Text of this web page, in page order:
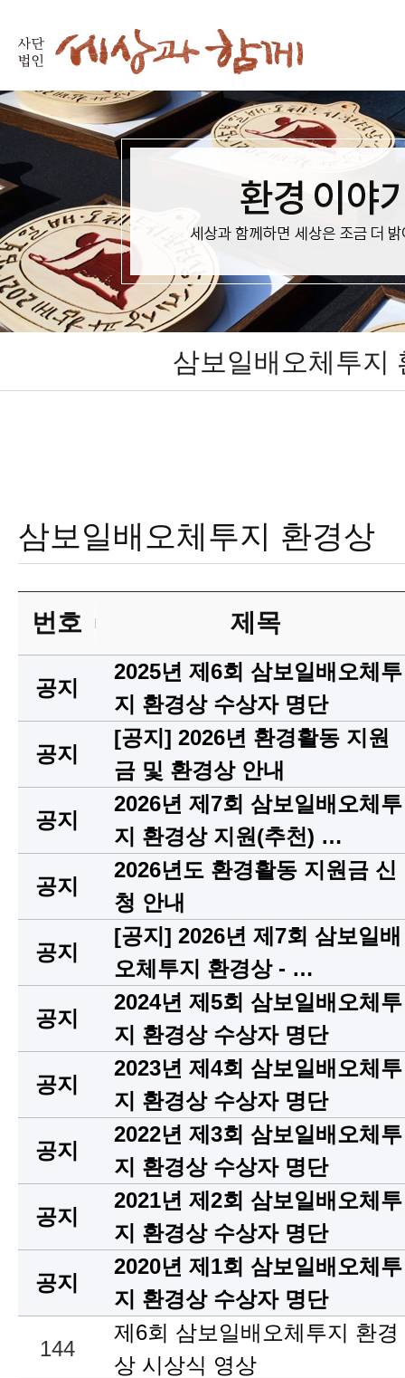
삼보일배오체투지
삼보일배오체투지 환경상
번호 제목
공지
2025년 제6회 삼보일배오체투
지 환경상 수상자 명단
공지
[공지] 2026년 환경활동 지원
금 및 환경상 안내
공지
2026년 제7회 삼보일배오체투
지 환경상 지원(추천) …
공지
2026년도 환경활동 지원금 신
청 안내
공지
[공지] 2026년 제7회 삼보일배
오체투지 환경상 - …
공지
2024년 제5회 삼보일배오체투
지 환경상 수상자 명단
공지
2023년 제4회 삼보일배오체투
지 환경상 수상자 명단
공지
2022년 제3회 삼보일배오체투
지 환경상 수상자 명단
공지
2021년 제2회 삼보일배오체투
지 환경상 수상자 명단
공지
2020년 제1회 삼보일배오체투
지 환경상 수상자 명단
144
제6회 삼보일배오체투지 환경
상 시상식 영상